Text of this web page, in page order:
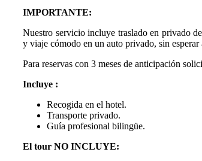
IMPORTANTE:
Nuestro servicio incluye traslado en privado
y viaje cómodo en un auto privado, sin esperar
Para reservas con 3 meses de anticipación
Incluye :
Recogida en el hotel.
Transporte privado.
Guía profesional bilingüe.
El tour NO INCLUYE: